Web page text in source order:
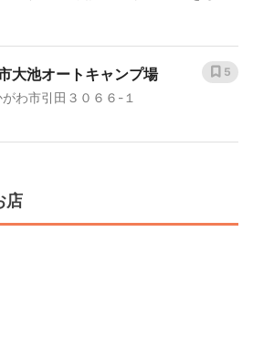
大池オートキャンプ場
わ市引田３０６６-１
5
店